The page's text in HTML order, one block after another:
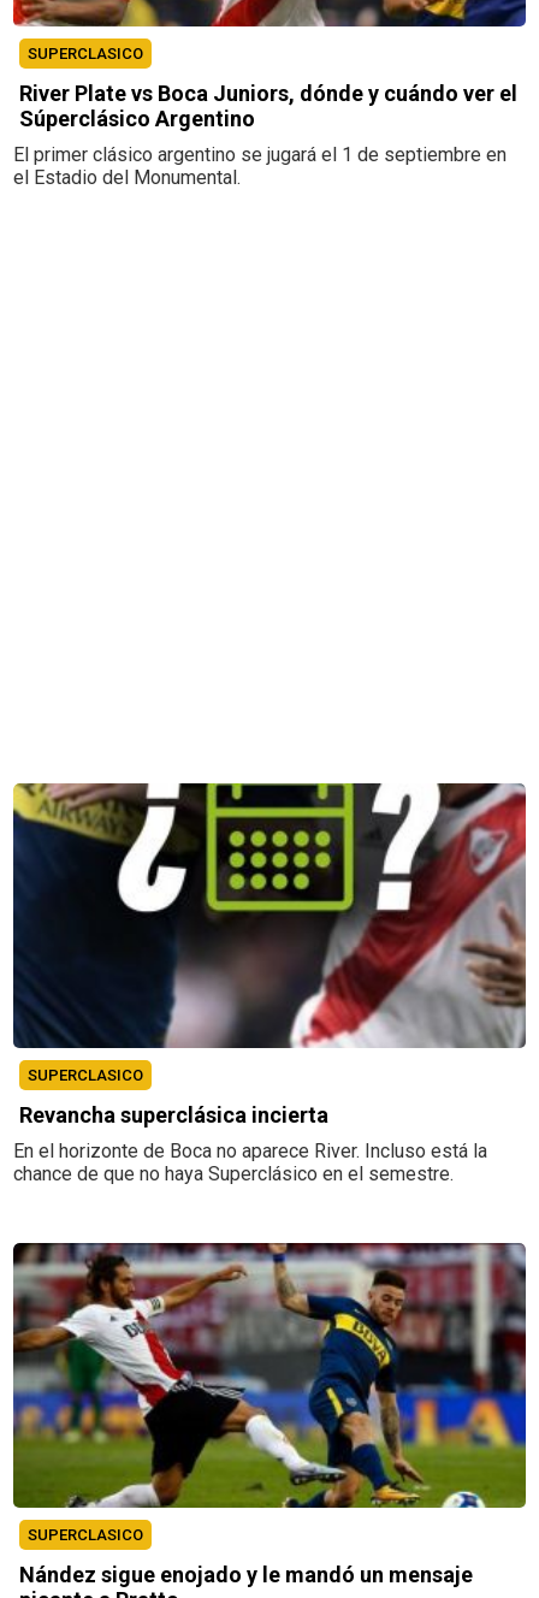
SUPERCLASICO
River Plate vs Boca Juniors, dónde y cuándo ver el
Súperclásico Argentino
El primer clásico argentino se jugará el 1 de septiembre en
el Estadio del Monumental.
SUPERCLASICO
Revancha superclásica incierta
En el horizonte de Boca no aparece River. Incluso está la
chance de que no haya Superclásico en el semestre.
SUPERCLASICO
Nández sigue enojado y le mandó un mensaje